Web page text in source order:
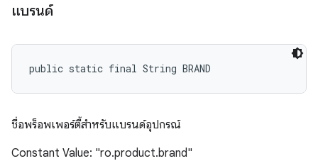
แบรนด์
public static final String BRAND
ชื่อพร็อพเพอร์ตี้สำหรับแบรนด์อุปกรณ์
Constant Value: "ro.product.brand"